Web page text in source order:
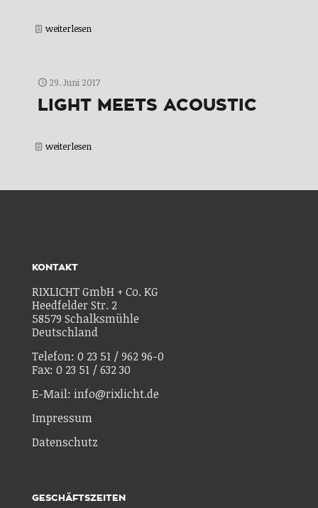
weiterlesen
29. Juni 2017
LIGHT MEETS ACOUSTIC
weiterlesen
KONTAKT
RIXLICHT GmbH + Co. KG
Heedfelder Str. 2
58579 Schalksmühle
Deutschland
Telefon: 0 23 51 / 962 96-0
Fax: 0 23 51 / 632 30
E-Mail: info@rixlicht.de
Impressum
Datenschutz
GESCHÄFTSZEITEN